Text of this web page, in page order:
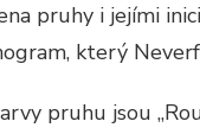
pruhy i jejími
který
pruhu jsou